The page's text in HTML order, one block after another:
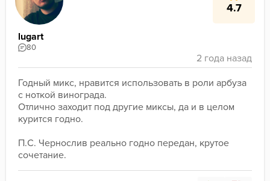
4.7
lugart
80
Годный микс, нравится использовать в роли арбуза
с ноткой винограда.
Отлично заходит под другие миксы, да и в целом
курится годно.
П.С. Чернослив реально годно передан, крутое
сочетание.